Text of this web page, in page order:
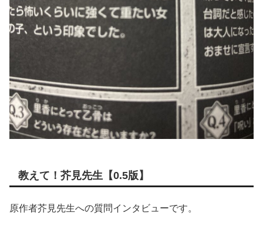
教えて！芥見先生【0.5版】
原作者芥見先生への質問インタビューです。